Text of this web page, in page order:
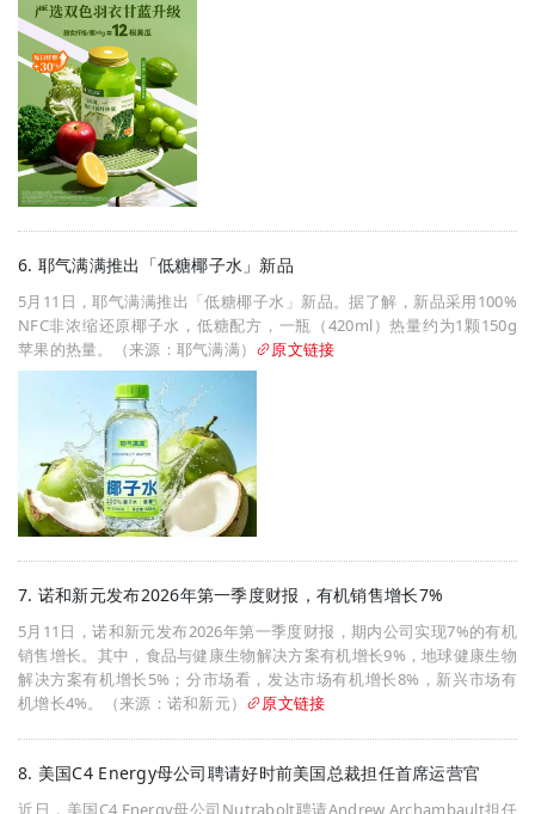
6. 耶气满满推出「低糖椰子水」新品
5月11日，耶气满满推出「低糖椰子水」新品。据了解，新品采用100%
NFC非浓缩还原椰子水，低糖配方，一瓶（420ml）热量约为1颗150g
苹果的热量。（来源：耶气满满）
原文链接
7. 诺和新元发布2026年第一季度财报，有机销售增长7%
5月11日，诺和新元发布2026年第一季度财报，期内公司实现7%的有机
销售增长。其中，食品与健康生物解决方案有机增长9%，地球健康生物
解决方案有机增长5%；分市场看，发达市场有机增长8%，新兴市场有
机增长4%。（来源：诺和新元）
原文链接
8. 美国C4 Energy母公司聘请好时前美国总裁担任首席运营官
近日，美国C4 Energy母公司Nutrabolt聘请Andrew Archambault担任